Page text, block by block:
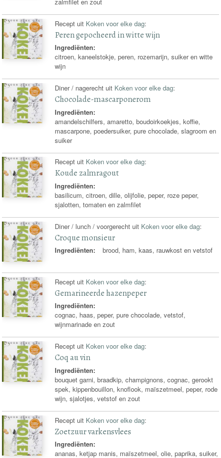
Recept uit Koken voor elke dag:
Peren gepocheerd in witte wijn
Ingrediënten:
citroen, kaneelstokje, peren, rozemarijn, suiker en witte
wijn
Diner / nagerecht uit Koken voor elke dag:
Chocolade-mascarponerom
Ingrediënten:
amandelschilfers, amaretto, boudoirkoekjes, koffie,
mascarpone, poedersuiker, pure chocolade, slagroom en
suiker
Recept uit Koken voor elke dag:
Koude zalmragout
Ingrediënten:
basilicum, citroen, dille, olijfolie, peper, roze peper,
sjalotten, tomaten en zalmfilet
Diner / lunch / voorgerecht uit Koken voor elke dag:
Croque monsieur
Ingrediënten: brood, ham, kaas, rauwkost en vetstof
Recept uit Koken voor elke dag:
Gemarineerde hazenpeper
Ingrediënten:
cognac, haas, peper, pure chocolade, vetstof,
wijnmarinade en zout
Recept uit Koken voor elke dag:
Coq au vin
Ingrediënten:
bouquet garni, braadkip, champignons, cognac, gerookt
spek, kippenbouillon, knoflook, maïszetmeel, peper, rode
wijn, sjalotjes, vetstof en zout
Recept uit Koken voor elke dag:
Zoetzuur varkensvlees
Ingrediënten:
ananas, ketjap manis, maïszetmeel, olie, paprika, suiker,